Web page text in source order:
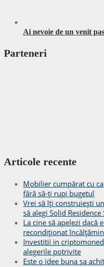
Ai nevoie de un venit
Parteneri
Articole recente
Mobilier cumpărat cu
fără să-ți rupi bugetul
Vrei să îți construiești
să alegi Solid
La cine să apelezi dacă
recondiționat
Investitii in
alegerile potrivite
Este o idee buna sa